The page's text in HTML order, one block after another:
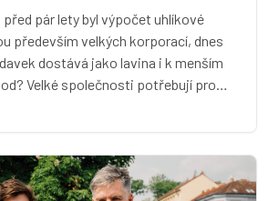
pár lety byl výpočet uhlíkové
především velkých korporací, dnes
dostává jako lavina i k menším
Velké společnosti potřebují pro…